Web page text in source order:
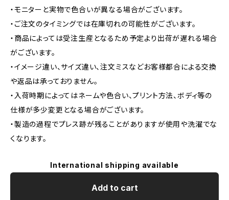
・モニターと実物で色合いが異なる場合がございます。
・ご注文のタイミングでは在庫切れの可能性がございます。
・商品によっては受注生産となるため予定より出荷が遅れる場合
がございます。
・イメージ違い、サイズ違い、注文ミスなどお客様都合による交換
や返品は承っておりません。
・入荷時期によってはネームや色合い、プリント方法、ボディ等の
仕様が多少変更となる場合がございます。
・製造の過程でプレス跡が残ることがありますが使用や洗濯でな
くなります。
International shipping available
Add to cart